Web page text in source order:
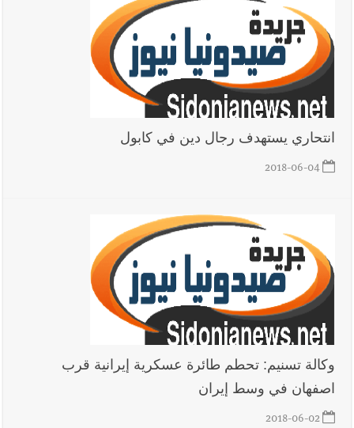
أخبار لبنان مقدمات نشرات الأخبار المسائية في لبنان ليوم
الخميس 6-8-2026
أخبار لبنان
العالم العربي
يبقى الشعب الفلسطيني يعيش كل هذا الألم؟ وإلى متى تستمر هذه
المعاناة التي تمزق القلوب والضمائر؟
انتحاري يستهدف رجال دين في كابول
2018-06-04
وكالة تسنيم: تحطم طائرة عسكرية إيرانية قرب
اصفهان في وسط إيران
2018-06-02